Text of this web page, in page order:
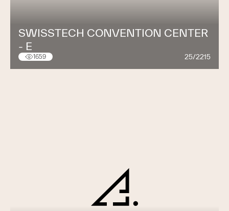
SWISSTECH CONVENTION CENTER
- E
1659 25/2215